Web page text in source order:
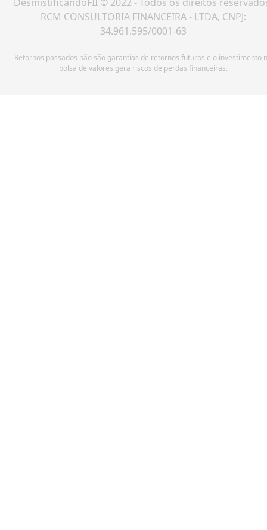
RCM CONSULTORIA FINANCEIRA - LTDA, CNPJ:
34.961.595/0001-63
Retornos passados não são garantias de retornos futuros e o investimento
bolsa de valores gera riscos de perdas financeiras.